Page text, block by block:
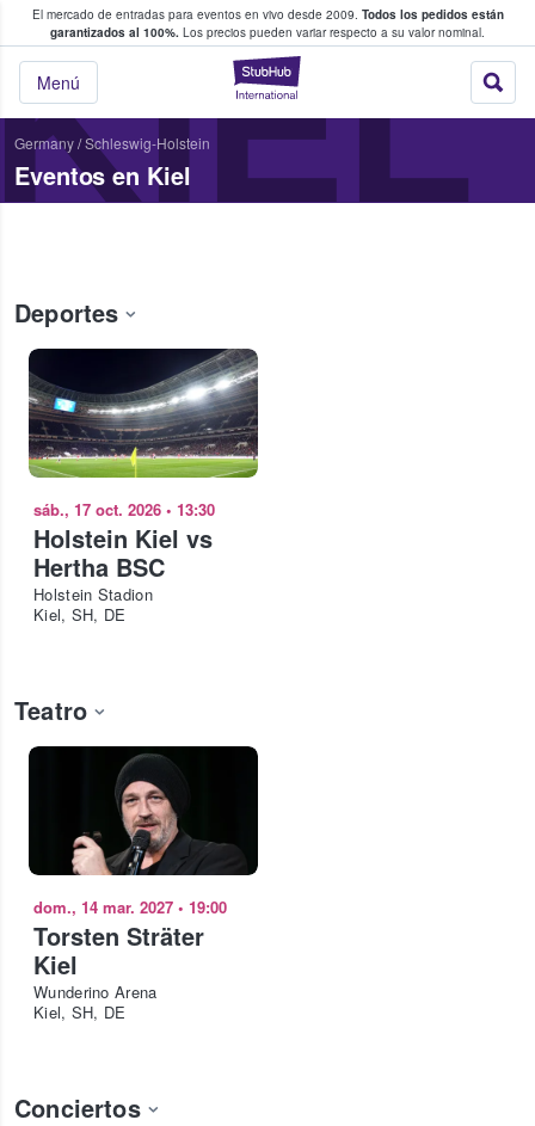
El mercado de entradas para eventos en vivo desde 2009. Todos los pedidos están
garantizados al 100%. Los precios pueden variar respecto a su valor nominal.
StubHub:
Menú
y venta de entradas entre fans
Germany/Schleswig-Holstein
Eventos en Kiel
Deportes
sáb., 17 oct. 2026 • 13:30
Holstein Kiel vs
Hertha BSC
Holstein Stadion
Kiel, SH, DE
Teatro
dom., 14 mar. 2027 • 19:00
Torsten Sträter
Kiel
Wunderino Arena
Kiel, SH, DE
Conciertos